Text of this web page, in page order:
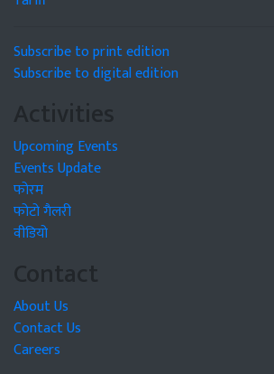
Subscribe to print edition
Subscribe to digital edition
Activities
Upcoming Events
Events Update
फोरम
फोटो गैलरी
वीडियो
Contact
About Us
Contact Us
Careers